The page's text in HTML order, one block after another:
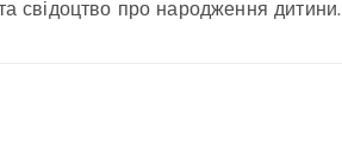
свідоцтво про народження дитини.